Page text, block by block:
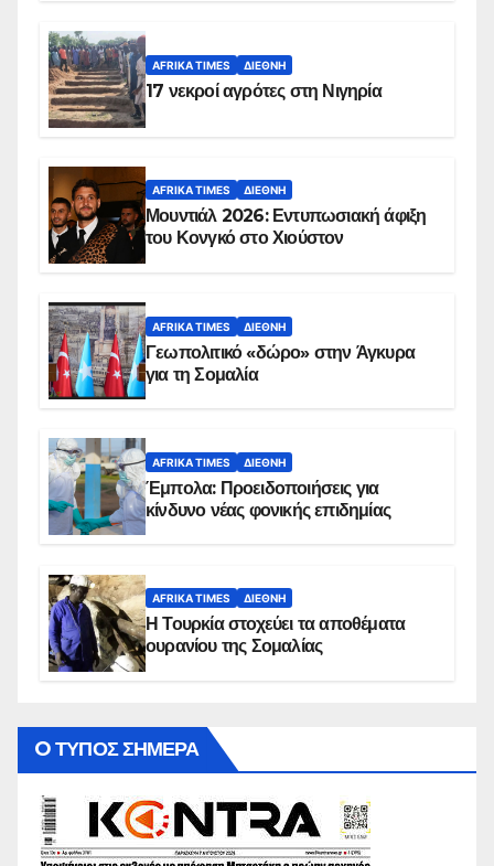
AFRIKA TIMES ΔΙΕΘΝΉ
17 νεκροί αγρότες στη Νιγηρία
AFRIKA TIMES ΔΙΕΘΝΉ
Μουντιάλ 2026: Εντυπωσιακή άφιξη
του Κονγκό στο Χιούστον
AFRIKA TIMES ΔΙΕΘΝΉ
Γεωπολιτικό «δώρο» στην Άγκυρα
για τη Σομαλία
AFRIKA TIMES ΔΙΕΘΝΉ
Έμπολα: Προειδοποιήσεις για
κίνδυνο νέας φονικής επιδημίας
AFRIKA TIMES ΔΙΕΘΝΉ
Η Τουρκία στοχεύει τα αποθέματα
ουρανίου της Σομαλίας
O ΤΥΠΟΣ ΣΗΜΕΡΑ